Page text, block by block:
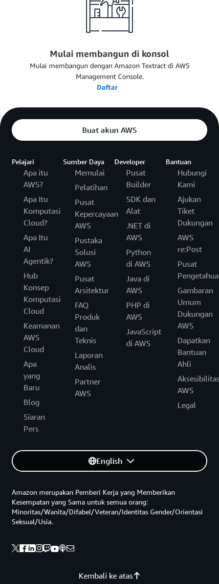
Mulai membangun di konsol
Mulai membangun dengan Amazon Textract di AWS
Management Console.
Daftar
Buat akun AWS
Pelajari
Apa itu
AWS?
Apa Itu
Komputasi
Cloud?
Apa Itu
AI
Agentik?
Hub
Konsep
Komputasi
Cloud
Keamanan
AWS
Cloud
Apa
yang
Baru
Blog
Siaran
Pers
Sumber Daya
Memulai
Pelatihan
Pusat
Kepercayaan
AWS
Pustaka
Solusi
AWS
Pusat
Arsitektur
FAQ
Produk
dan
Teknis
Laporan
Analis
Partner
AWS
Developer
Pusat
Builder
SDK dan
Alat
.NET di
AWS
Python
di AWS
Java di
AWS
PHP di
AWS
JavaScript
di AWS
Bantuan
Hubungi
Kami
Ajukan
Tiket
Dukungan
AWS
re:Post
Pusat
Gambaran
Umum
Dukungan
AWS
Dapatkan
Bantuan
Ahli
AWS
Legal
English
Kembali ke atas
Amazon merupakan Pemberi Kerja yang Memberikan
Kesempatan yang Sama untuk semua orang:
Minoritas/Wanita/Difabel/Veteran/Identitas Gender/Orientasi
Seksual/Usia.